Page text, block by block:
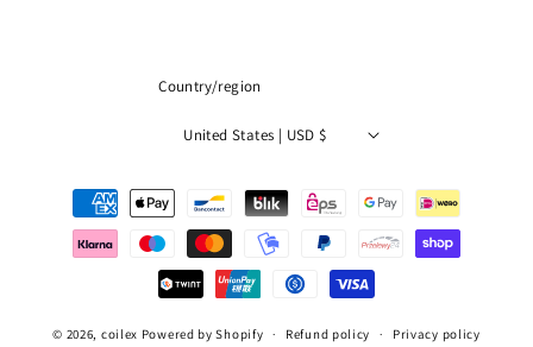
Country/region
United States | USD $
Payment
methods
© 2026, coilex Powered by Shopify Refund policy Privacy policy